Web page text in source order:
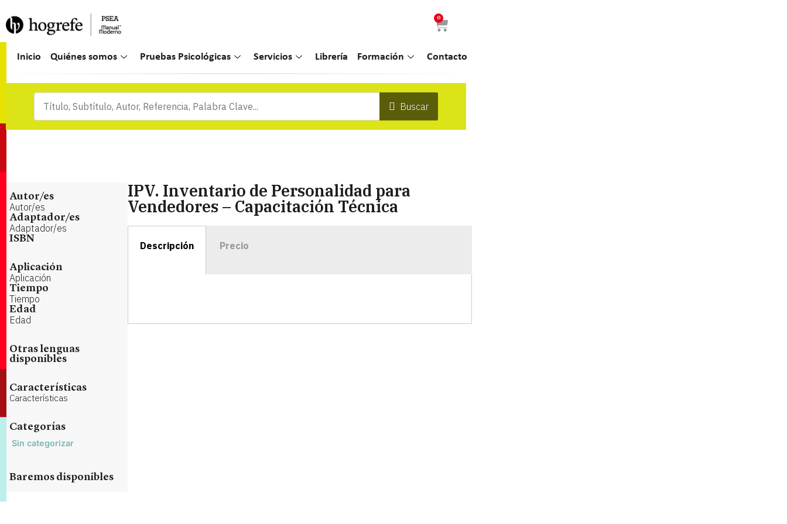
0
Inicio Quiénes somos Pruebas Psicológicas Servicios Librería Formación Contacto
Buscar
Autor/es
Autor/es
Adaptador/es
Adaptador/es
ISBN
Aplicación
Aplicación
Tiempo
Tiempo
Edad
Edad
Otras lenguas
disponibles
Características
Características
Categorías
Sin categorizar
Baremos disponibles
IPV. Inventario de Personalidad para
Vendedores – Capacitación Técnica
Descripción Precio